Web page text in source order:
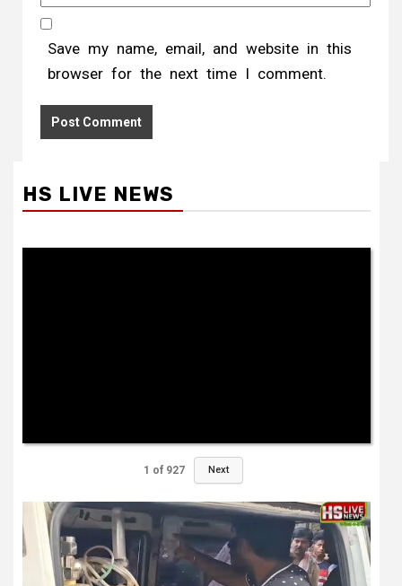
Save my name, email, and website in this
browser for the next time I comment.
HS LIVE NEWS
1 of 927 Next